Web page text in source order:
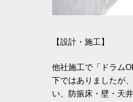
【設計・施工】
他社施工で「ドラム
下ではありましたが
い、防振床・壁・天